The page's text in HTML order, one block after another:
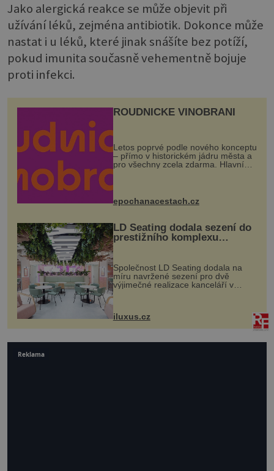
Jako alergická reakce se může objevit při
užívání léků, zejména antibiotik. Dokonce může
nastat i u léků, které jinak snášíte bez potíží,
pokud imunita současně vehementně bojuje
proti infekci.
ROUDNICKÉ VINOBRANÍ
Letos poprvé podle nového konceptu
– přímo v historickém jádru města a
pro všechny zcela zdarma. Hlavní
program se odehraje na Karlově a
mohou těšit na víno, burčák, pes...
epochanacestach.cz
LD Seating dodala sezení do
prestižního komplexu
MediaCityUK v Salfordu
Společnost LD Seating dodala na
míru navržené sezení pro dvě
výjimečné realizace kanceláří v
areálu MediaCityUK v anglickém
budov Media...
iluxus.cz
Reklama